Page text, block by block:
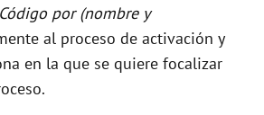
por (nombre y
al proceso de activación y
en la que se quiere focalizar